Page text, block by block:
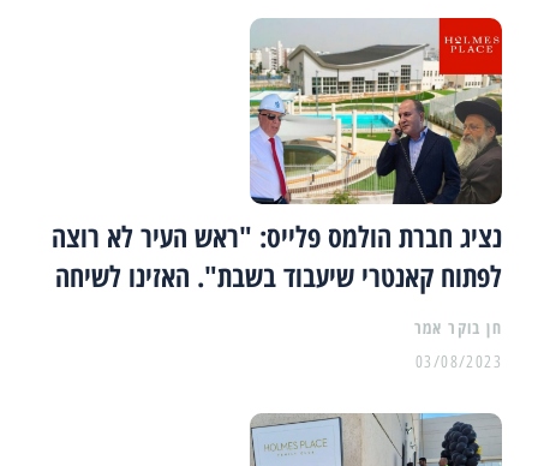
נציג חברת הולמס פלייס: "ראש העיר לא רוצה
לפתוח קאנטרי שיעבוד בשבת". האזינו לשיחה
03/08/2023